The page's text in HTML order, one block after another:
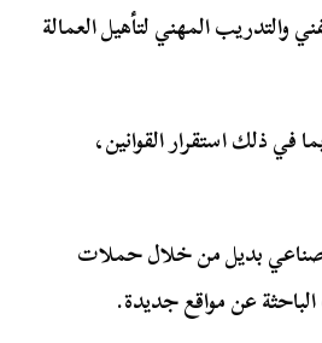
والتدريب المهني لتأهيل العمالة
في ذلك استقرار القوانين،
صناعي بديل من خلال حملات
عن مواقع جديدة.